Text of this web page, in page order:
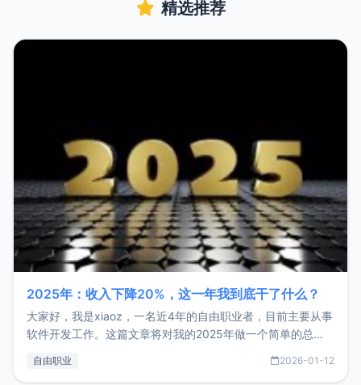
精选推荐
2025年：收入下降20%，这一年我到底干了什么？
大家好，我是xiaoz，一名近4年的自由职业者，目前主要从事
软件开发工作。这篇文章将对我的2025年做一个简单的总
收入下降20%，但却过得很充实，2026年不求突破，但求保
自由职业 2026-01-12